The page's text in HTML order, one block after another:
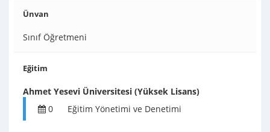
Ünvan
Sınıf Öğretmeni
Eğitim
Ahmet Yesevi Üniversitesi (Yüksek Lisans)
0 Eğitim Yönetimi ve Denetimi